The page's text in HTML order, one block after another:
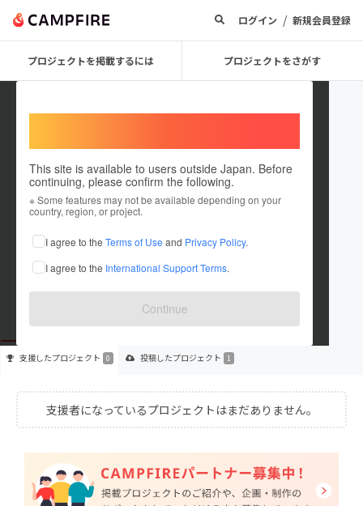
ログイン / 新規会員登録
プロジェクトを掲載するには プロジェクトをさがす
This site is available to users outside Japan. Before
continuing, please confirm the following.
※ Some features may not be available depending on your
country, region, or project.
I agree to the Terms of Use and Privacy Policy.
I agree to the International Support Terms.
Continue
寺坂譲治
これまでに1件のプロジェクトを投稿しています
在住国：未設定
出身国：未設定
支援したプロジェクト 0 投稿したプロジェクト 1
支援者になっているプロジェクトはまだありません。